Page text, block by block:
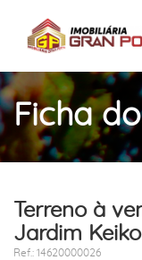
Ficha
Terreno à
Jardim Keiko
Ref.: 14620000026